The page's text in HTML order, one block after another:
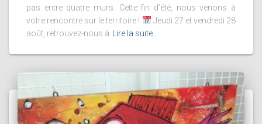
pas entre quatre murs. Cette fin d’été, nous venons à
votre rencontre sur le territoire !
Jeudi 27 et vendredi 28
août, retrouvez-nous à
Lire la suite…